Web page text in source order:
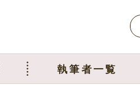
執筆者一覧